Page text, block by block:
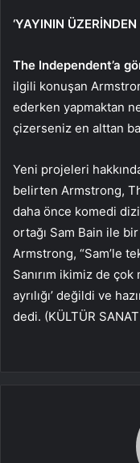
‘YAYININ
The Independent’a
ilgili konuşan
ederken yapmaktan
çizerseniz en alttan
Yeni projeleri
belirten Armstrong,
daha önce komedi
ortağı Sam Bain ile
Armstrong, “Sam’le
Sanırım ikimiz de
ayrılığı’ değildi ve
dedi. (KÜLTÜR